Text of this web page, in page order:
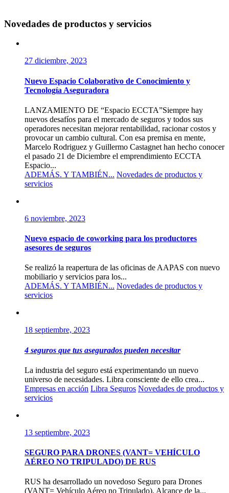
Novedades de productos y servicios
27 diciembre, 2023
Nuevo Espacio Colaborativo de Conocimiento y
Tecnología Aseguradora
LANZAMIENTO DE “Espacio ECCTA”Siempre hay
nuevos desafíos para el mercado de seguros y todos sus
operadores necesitan mejorar rentabilidad, racionar costos y
provocar un cambio cultural. Con esa premisa en mente,
Marcelo Rodriguez y Guillermo Castagnet han hecho conocer
el pasado 21 de Diciembre el emprendimiento ECCTA
Espacio...
ADEMÁS. Y TAMBIÉN... Novedades de productos y
servicios
6 noviembre, 2023
Nuevo espacio de coworking para los productores
asesores de seguros
Se realizó la reapertura de las oficinas de AAPAS con nuevo
mobiliario y servicios para los...
ADEMÁS. Y TAMBIÉN... Novedades de productos y
servicios
18 septiembre, 2023
4 seguros que tus asegurados pueden necesitar
La industria del seguro está experimentando un nuevo
universo de necesidades. Libra consciente de ello crea...
Empresas en acción Libra Seguros Novedades de productos y
servicios
13 septiembre, 2023
SEGURO PARA DRONES (VANT= VEHÍCULO
AÉREO NO TRIPULADO) DE RUS
RUS ha desarrollado un novedoso Seguro para Drones
(VANT= Vehículo Aéreo no Tripulado). Alcance de la...